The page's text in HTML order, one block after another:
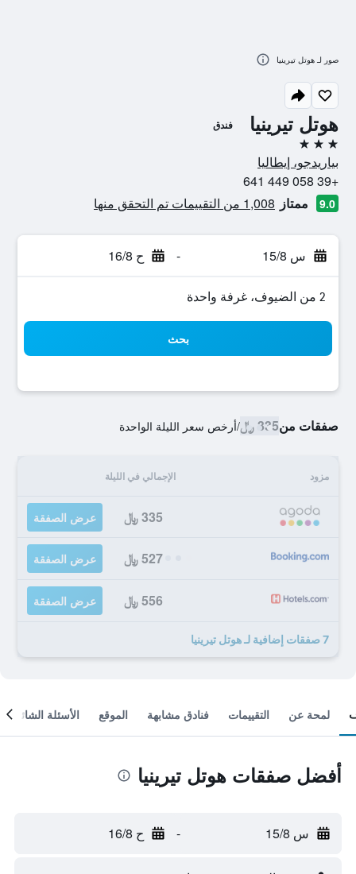
هوتل تيرينيا فندق
3 نجوم
بياريدجو، إيطاليا
+39 058 449 641
9.0 ممتاز 1,008 من التقييمات تم التحقق منها
س 15/8 - ح 16/8
2 من الضيوف، غرفة واحدة
بحث
صفقات من335 ﷼ /أرخص سعر الليلة الواحدة
مزود الإجمالي في الليلة
335 ﷼ عرض الصفقة
527 ﷼ عرض الصفقة
556 ﷼ عرض الصفقة
7 صفقات إضافية لـ هوتل تيرينيا
صور لـ هوتل تيرينيا
لمحة عن التقييمات فنادق مشابهة الموقع الأسئلة الشائعة
أفضل صفقات هوتل تيرينيا
س 15/8 - ح 16/8